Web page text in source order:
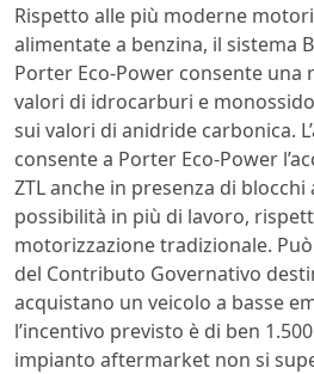
Rispetto alle più moderne
alimentate a benzina, il sistema
Porter Eco-Power consente una
valori di idrocarburi e
sui valori di anidride carbonica.
consente a Porter Eco-Power
ZTL anche in presenza di
possibilità in più di lavoro,
motorizzazione tradizionale.
del Contributo Governativo
acquistano un veicolo a basse
l’incentivo previsto è di ben
impianto aftermarket non si